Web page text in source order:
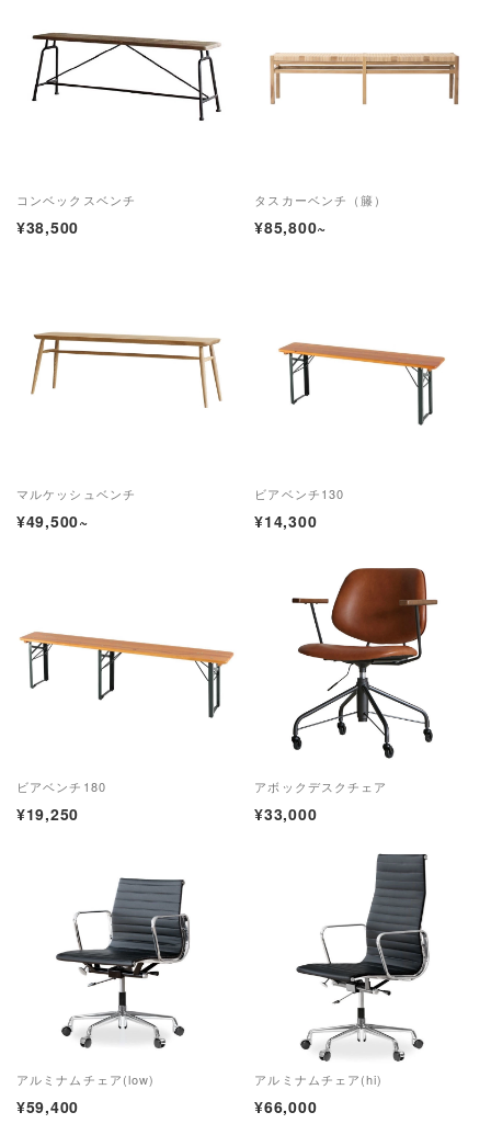
コンベックスベンチ
¥38,500
タスカーベンチ（籐）
¥85,800~
マルケッシュベンチ
¥49,500~
ビアベンチ130
¥14,300
ビアベンチ180
¥19,250
アボックデスクチェア
¥33,000
アルミナムチェア(low)
¥59,400
アルミナムチェア(hi)
¥66,000